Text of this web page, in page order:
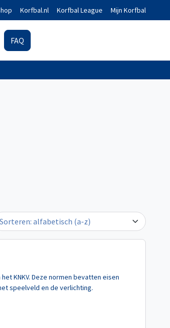
Korfbal.nl Korfbal League Mijn Korfbal
FAQ
KNKV. Deze normen bevatten eisen
speelveld en de verlichting.